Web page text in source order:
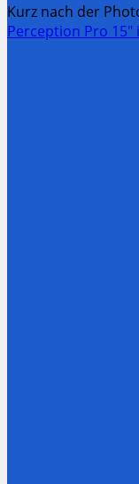
Kurz nach der
Perception Pro 15″